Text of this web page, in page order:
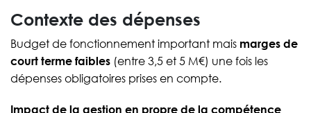
Contexte des dépenses
Budget de fonctionnement important mais marges de
court terme faibles (entre 3,5 et 5 M€) une fois les
dépenses obligatoires prises en compte.
Impact de la gestion en propre de la compétence